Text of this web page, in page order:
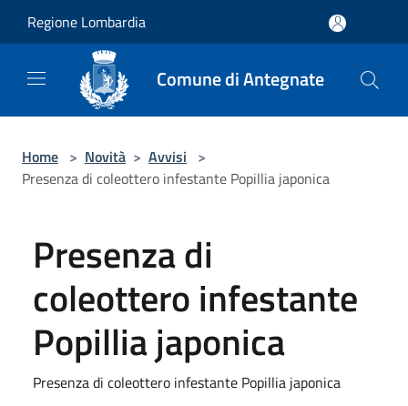
Regione Lombardia
Comune di Antegnate
Home > Novità > Avvisi >
Presenza di coleottero infestante Popillia japonica
Presenza di
coleottero infestante
Popillia japonica
Presenza di coleottero infestante Popillia japonica